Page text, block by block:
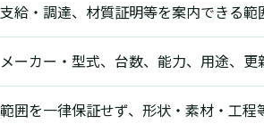
給・調達、材質証明等を案内できる範
ーカー・型式、台数、能力、用途、更
囲を一律保証せず、形状・素材・工程